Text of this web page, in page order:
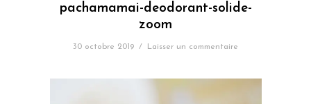
pachamamai-deodorant-solide-
zoom
30 octobre 2019 / Laisser un commentaire